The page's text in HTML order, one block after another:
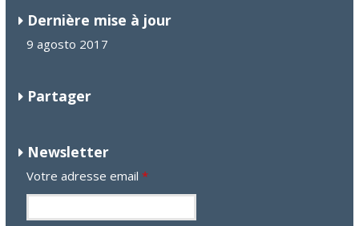
Dernière mise à jour
9 agosto 2017
Partager
Newsletter
Votre adresse email *